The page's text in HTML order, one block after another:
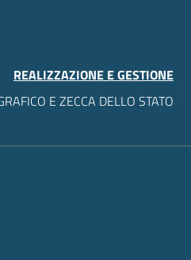
REALIZZAZIONE E GESTIONE
E ZECCA DELLO STATO